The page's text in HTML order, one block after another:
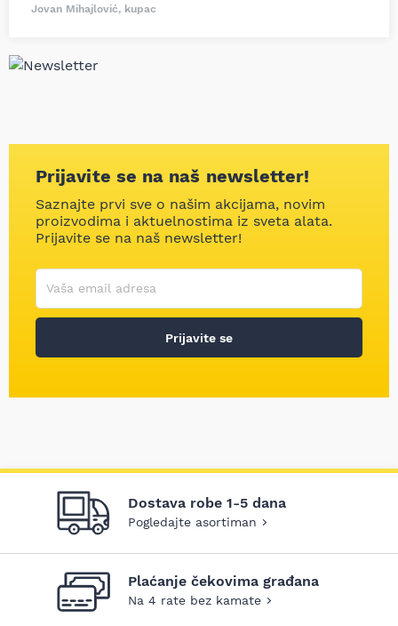
Jovan Mihajlović, kupac
Prijavite se na naš newsletter!
Saznajte prvi sve o našim akcijama, novim
proizvodima i aktuelnostima iz sveta alata.
Prijavite se na naš newsletter!
Korisničko ime
Vaša email adresa
Prijavite se
Dostava robe 1-5 dana
Pogledajte asortiman
Plaćanje čekovima građana
Na 4 rate bez kamate